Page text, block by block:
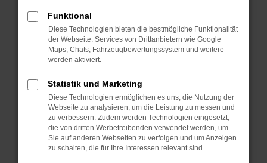
deine Suchmaschine?
Prüfe deine Browsererweiterungen.
Manche Erweiterungen, wie Werbeblocker,
können das Laden bestimmter Seiten
anderen Browser oder in einem privaten
Fenster?
Starte dein Gerät neu.
Das kann manchmal helfen,
vorübergehende Probleme zu beheben.
Funktional
Diese Technologien bieten die bestmögliche Funktionalität
der Webseite. Services von Drittanbietern wie Google
Maps, Chats, Fahrzeugbewertungssystem und weitere
werden aktiviert.
Statistik und Marketing
Diese Technologien ermöglichen es uns, die Nutzung der
Webseite zu analysieren, um die Leistung zu messen und
zu verbessern. Zudem werden Technologien eingesetzt,
die von dritten Werbetreibenden verwendet werden, um
Sie auf anderen Webseiten zu verfolgen und um Anzeigen
zu schalten, die für Ihre Interessen relevant sind.